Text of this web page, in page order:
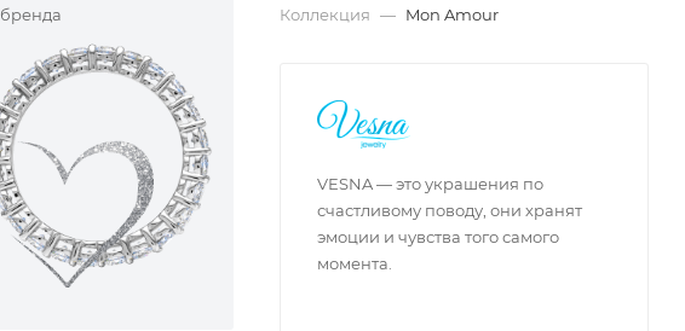
бренда
Коллекция — Mon Amour
VESNA — это украшения по
счастливому поводу, они хранят
эмоции и чувства того самого
момента.